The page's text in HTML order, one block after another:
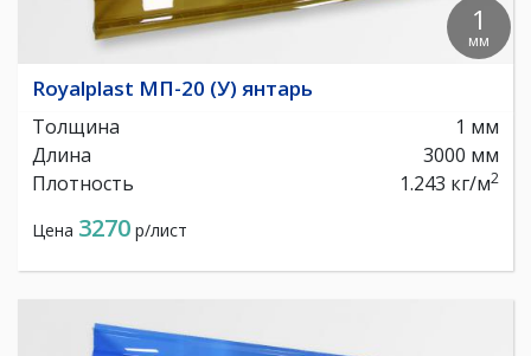
1
мм
Royalplast МП-20 (У) янтарь
Толщина
1 мм
Длина
3000 мм
Плотность
1.243 кг/м2
Цена 3270 р/лист